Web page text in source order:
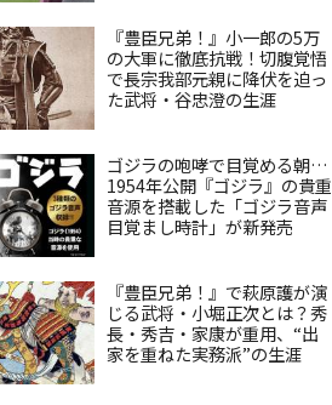
『豊臣兄弟！』小一郎の5万
の大軍に徹底抗戦！切腹覚悟
で長宗我部元親に降伏を迫っ
た武将・谷忠澄の生涯
ゴジラの咆哮で目覚める朝…
1954年公開『ゴジラ』の貴重
音源を搭載した「ゴジラ音声
目覚まし時計」が新発売
『豊臣兄弟！』で萩原護が演
じる武将・小堀正次とは？秀
長・秀吉・家康が重用、“出
家を重ねた実務派”の生涯